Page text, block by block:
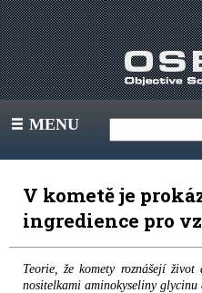
III MENU
V kometě je
ingredience pro
Teorie, že komety roznášejí
nositelkami aminokyseliny glycinu